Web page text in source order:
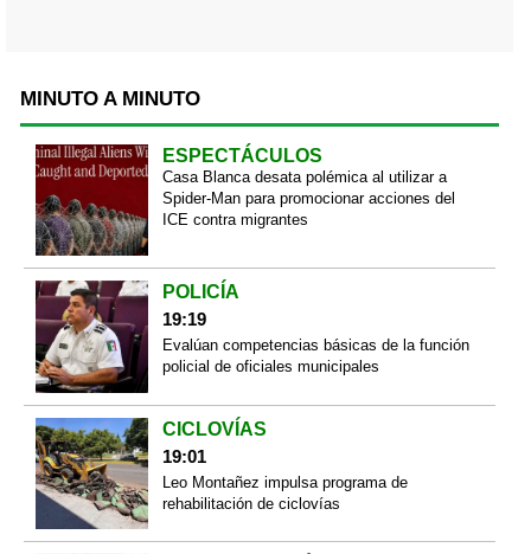
MINUTO A MINUTO
ESPECTÁCULOS
Casa Blanca desata polémica al utilizar a
Spider-Man para promocionar acciones del
ICE contra migrantes
POLICÍA
19:19
Evalúan competencias básicas de la función
policial de oficiales municipales
CICLOVÍAS
19:01
Leo Montañez impulsa programa de
rehabilitación de ciclovías